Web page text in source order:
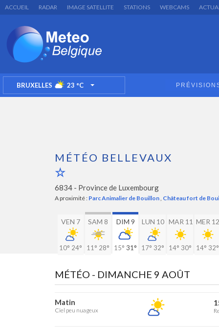
ACCUEIL RADAR IMAGE SATELLITE STATIONS WEBCAMS
BRUXELLES 23 °C TOGGLE DROPDOWN
MÉTÉO BELLEVAUX
6834 - Province de Luxembourg
A proximité : Parc Animalier de Bouillon, Château fort de
VEN 7
10° 24°
SAM 8
11° 28°
DIM 9
15° 31°
LUN 10
17° 32°
MAR 11
14° 30°
MER 12
14° 32°
MÉTÉO - DIMANCHE 9 AOÛT
Matin
Ciel peu nuageux